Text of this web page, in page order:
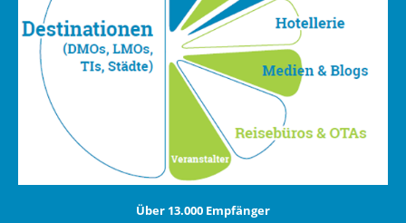
Über 13.000 Empfänger